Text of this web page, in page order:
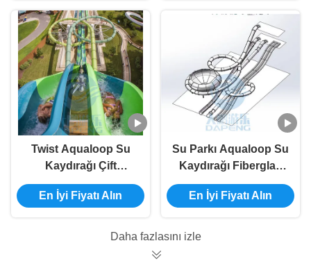
Kaydırağı
Twist Aqualoop Su
Kaydırağı Çift
Fiberglas Su Parkı
Flume Havuz
En İyi Fiyatı Alın
Su Parkı Aqualoop Su
Kaydırağı Fiberglas
Yüzme Havuzu
Yetişkinler Su
En İyi Fiyatı Alın
Daha fazlasını izle